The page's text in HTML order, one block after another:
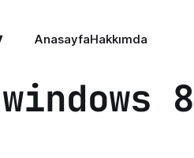
AnasayfaHakkımda
windows